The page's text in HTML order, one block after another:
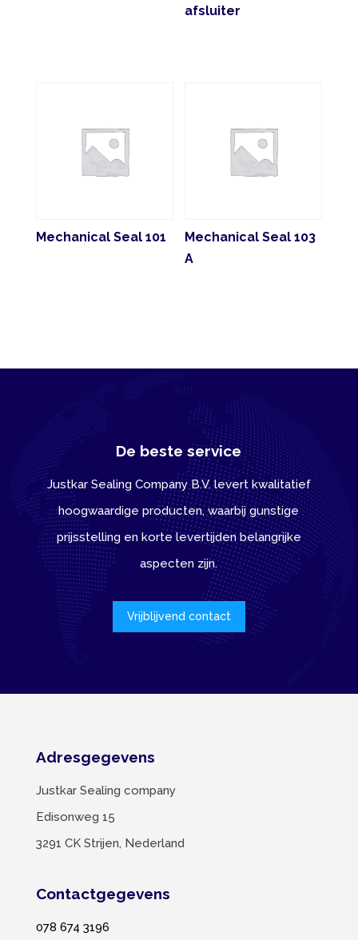
afsluiter
Mechanical Seal 101
Mechanical Seal 103
A
De beste service
Justkar Sealing Company B.V. levert kwalitatief
hoogwaardige producten, waarbij gunstige
prijsstelling en korte levertijden belangrijke
aspecten zijn.
Vrijblijvend contact
Adresgegevens
Justkar Sealing company
Edisonweg 15
3291 CK Strijen, Nederland
Contactgegevens
078 674 3196